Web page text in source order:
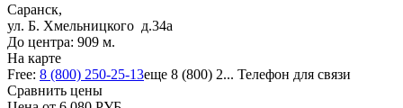
Саранск,
ул. Б. Хмельницкого д.34а
До центра: 909 м.
На карте
Free: 8 (800) 250-25-13еще 8 (800) 2... Телефон для связи
Сравнить цены